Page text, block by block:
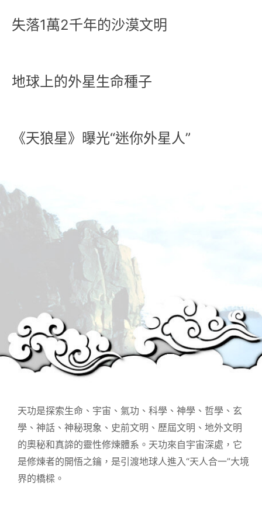
失落1萬2千年的沙漠文明
地球上的外星生命種子
《天狼星》曝光“迷你外星人”
天功是探索生命、宇宙、氣功、科學、神學、哲學、玄
學、神話、神秘現象、史前文明、歷屆文明、地外文明
的奧秘和真諦的靈性修煉體系。天功來自宇宙深處，它
是修煉者的開悟之鑰，是引渡地球人進入“天人合一”大境
界的橋樑。